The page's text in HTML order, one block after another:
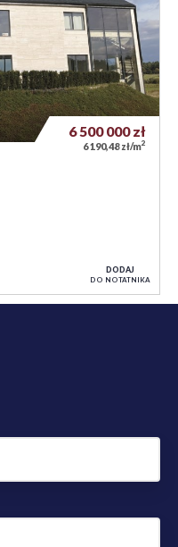
6 500 000zł
6 190,48 zł/m2
DODAJ
DO NOTATNIKA